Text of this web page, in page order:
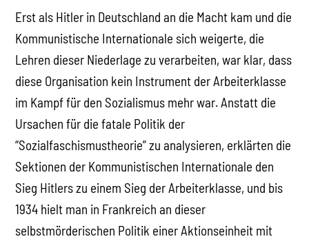
Erst als Hitler in Deutschland an die Macht kam und die
Kommunistische Internationale sich weigerte, die
Lehren dieser Niederlage zu verarbeiten, war klar, dass
diese Organisation kein Instrument der Arbeiterklasse
im Kampf für den Sozialismus mehr war. Anstatt die
Ursachen für die fatale Politik der
“Sozialfaschismustheorie” zu analysieren, erklärten die
Sektionen der Kommunistischen Internationale den
Sieg Hitlers zu einem Sieg der Arbeiterklasse, und bis
1934 hielt man in Frankreich an dieser
selbstmörderischen Politik einer Aktionseinheit mit